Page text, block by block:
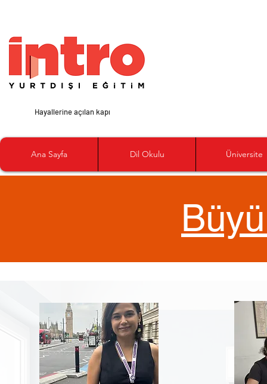
Hayallerine açılan kapı
Ana Sayfa Dil Okulu Üniversite